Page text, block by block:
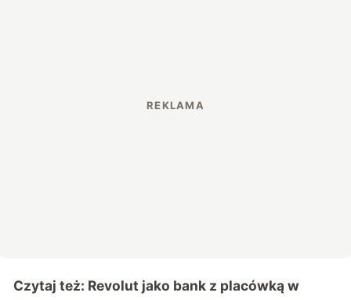
Czytaj też: Revolut jako bank z placówką w